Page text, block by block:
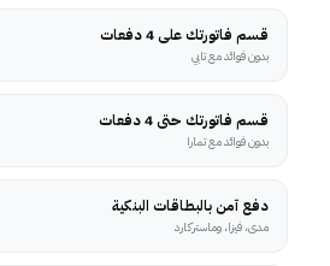
قسم فاتورتك على 4 دفعات
بدون فوائد مع تابي
قسم فاتورتك حتى 4 دفعات
بدون فوائد مع تمارا
دفع آمن بالبطاقات البنكية
مدى، فيزا، وماستركارد